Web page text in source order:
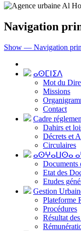
Navigation
Show — Navigation
ⴰⵙⵎⵏⵉⴷ
Mot du
Missions
Contact
Cadre
Dahirs et
Décrets et
Circulaires
ⴰⵙⵖⴰⵡⵙⴰ
Documents
Etat des
Etudes
Gestion
Plateforme
Procédures
Résultat